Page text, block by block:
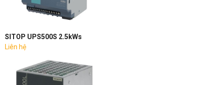
SITOP UPS500S 2.5kWs
Liên hệ